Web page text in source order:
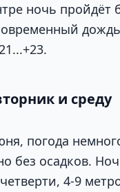
ночь пройдёт
и среду
погода
без осадков.
4-9